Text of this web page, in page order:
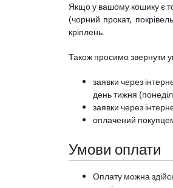
Якщо у вашому кошику є
(чорний прокат,
кріплень.
Також просимо звернути
заявки через
день тижня
заявки через
оплачений
Умови оплати
Оплату можна